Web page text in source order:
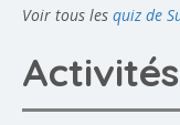
Voir tous les quiz de